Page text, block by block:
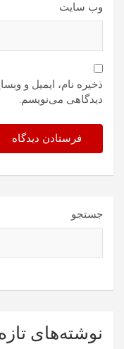
وب‌ سایت
ذخیره نام، ایمیل و
دیدگاهی می‌نویسم.
جستجو
نوشته‌های